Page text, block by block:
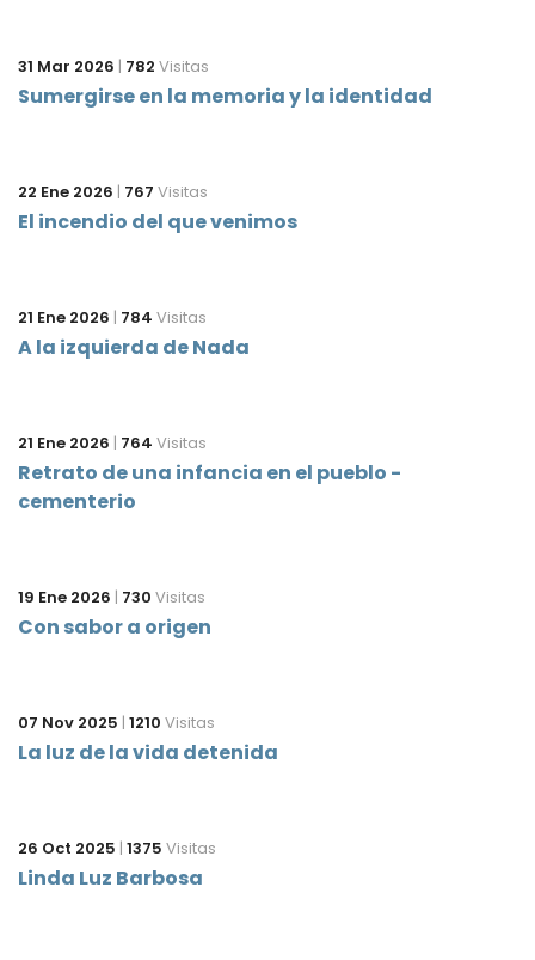
31 Mar 2026 | 782 Visitas
Sumergirse en la memoria y la identidad
22 Ene 2026 | 767 Visitas
El incendio del que venimos
21 Ene 2026 | 784 Visitas
A la izquierda de Nada
21 Ene 2026 | 764 Visitas
Retrato de una infancia en el pueblo -
cementerio
19 Ene 2026 | 730 Visitas
Con sabor a origen
07 Nov 2025 | 1210 Visitas
La luz de la vida detenida
26 Oct 2025 | 1375 Visitas
Linda Luz Barbosa